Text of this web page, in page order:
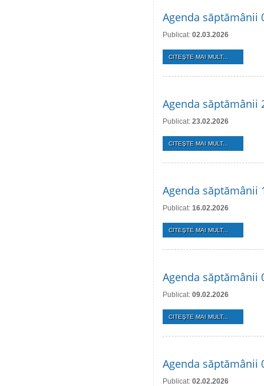
Agenda săptămânii
Publicat: 02.03.2026
CITEŞTE MAI MULT...
Agenda săptămânii
Publicat: 23.02.2026
CITEŞTE MAI MULT...
Agenda săptămânii
Publicat: 16.02.2026
CITEŞTE MAI MULT...
Agenda săptămânii
Publicat: 09.02.2026
CITEŞTE MAI MULT...
Agenda săptămânii
Publicat: 02.02.2026